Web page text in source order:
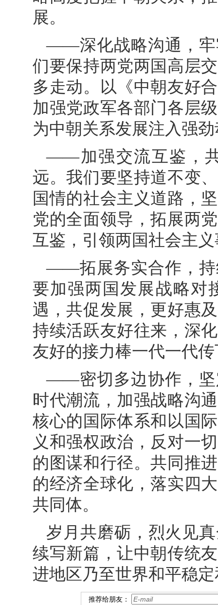
展。
——深化战略沟通，牢
们要保持两党两国高层
多走动。以《中朝友好
加强党政军各部门各层
为中朝关系发展注入强
——加强交流互鉴，
远。我们要坚持道不变
国情的社会主义道路，
党的全面领导，拓展两
互鉴，引领两国社会主
——拓展务实合作，持
要加强两国发展战略对
遇，共促发展，更好惠
持续活跃友好往来，深
友好的接力棒一代一代
——密切多边协作，坚
时代潮流，加强战略沟
核心的国际体系和以国
义和强权政治，反对一
的图谋和行径。共同推
的经济全球化，落实四
共同体。
岁月共磨砺，烈火见
续写新篇，让中朝传统
进地区乃至世界和平稳
推荐给朋友：